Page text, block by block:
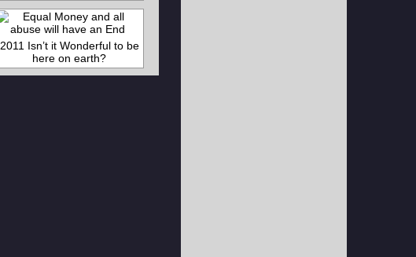
2011 Isn’t it Wonderful to be
here on earth?